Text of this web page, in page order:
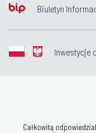
Biuletyn
Inwestycje
Całkowitą